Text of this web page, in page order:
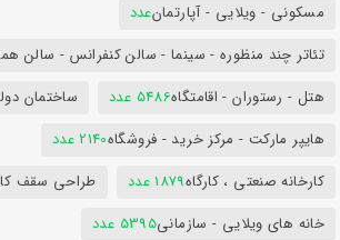
مسکونی - ویلایی - آپارتمانعدد
تئاتر چند منظوره - سینما - سالن کنفرانس - سالن
هتل - رستوران - اقامتگاه5486 عدد ساختمان
هایپر مارکت - مرکز خرید - فروشگاه2140 عدد
کارخانه صنعتی ، کارگاه1879 عدد طراحی سقف
خانه های ویلایی - سازمانی5395 عدد